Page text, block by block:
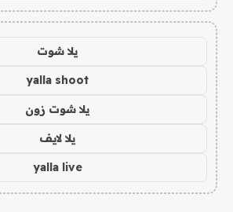
يلا شوت
yalla shoot
يلا شوت زون
يلا لايف
yalla live